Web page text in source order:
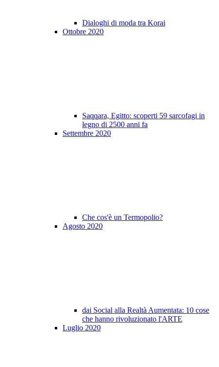
Dialoghi di moda tra Korai
Ottobre 2020
Saqqara, Egitto: scoperti 59 sarcofagi in
legno di 2500 anni fa
Settembre 2020
Che cos'è un Termopolio?
Agosto 2020
dai Social alla Realtà Aumentata: 10 cose
che hanno rivoluzionato l'ARTE
Luglio 2020